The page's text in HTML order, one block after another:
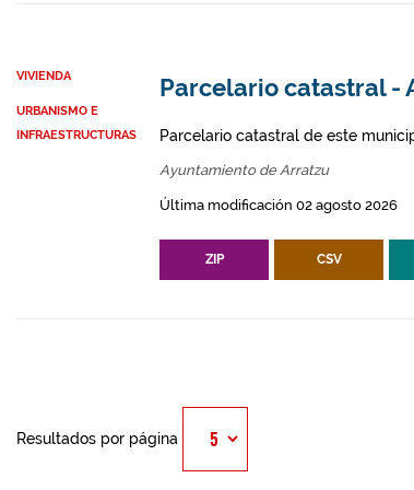
VIVIENDA
URBANISMO E
INFRAESTRUCTURAS
Parcelario catastral -
Parcelario catastral de este
Ayuntamiento de Arratzu
Última modificación 02 agosto 2026
ZIP CSV
Resultados por página